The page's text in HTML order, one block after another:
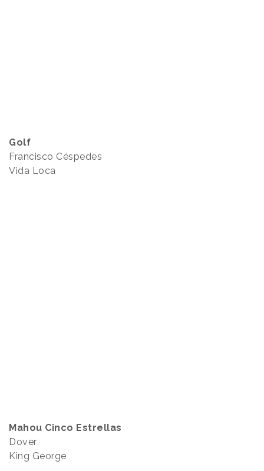
Golf
Francisco Céspedes
Vida Loca
Mahou Cinco Estrellas
Dover
King George